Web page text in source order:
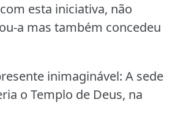
esta iniciativa, não
a mas também concedeu
inimaginável: A sede
o Templo de Deus, na